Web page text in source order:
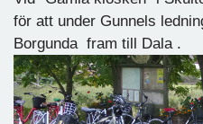
för att under Gunnels
Borgunda fram till Dala .